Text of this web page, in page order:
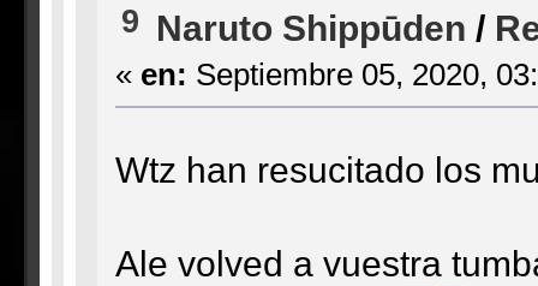
9 Naruto Shippūden /
« en: Septiembre 05, 2020,
Wtz han resucitado los
Ale volved a vuestra